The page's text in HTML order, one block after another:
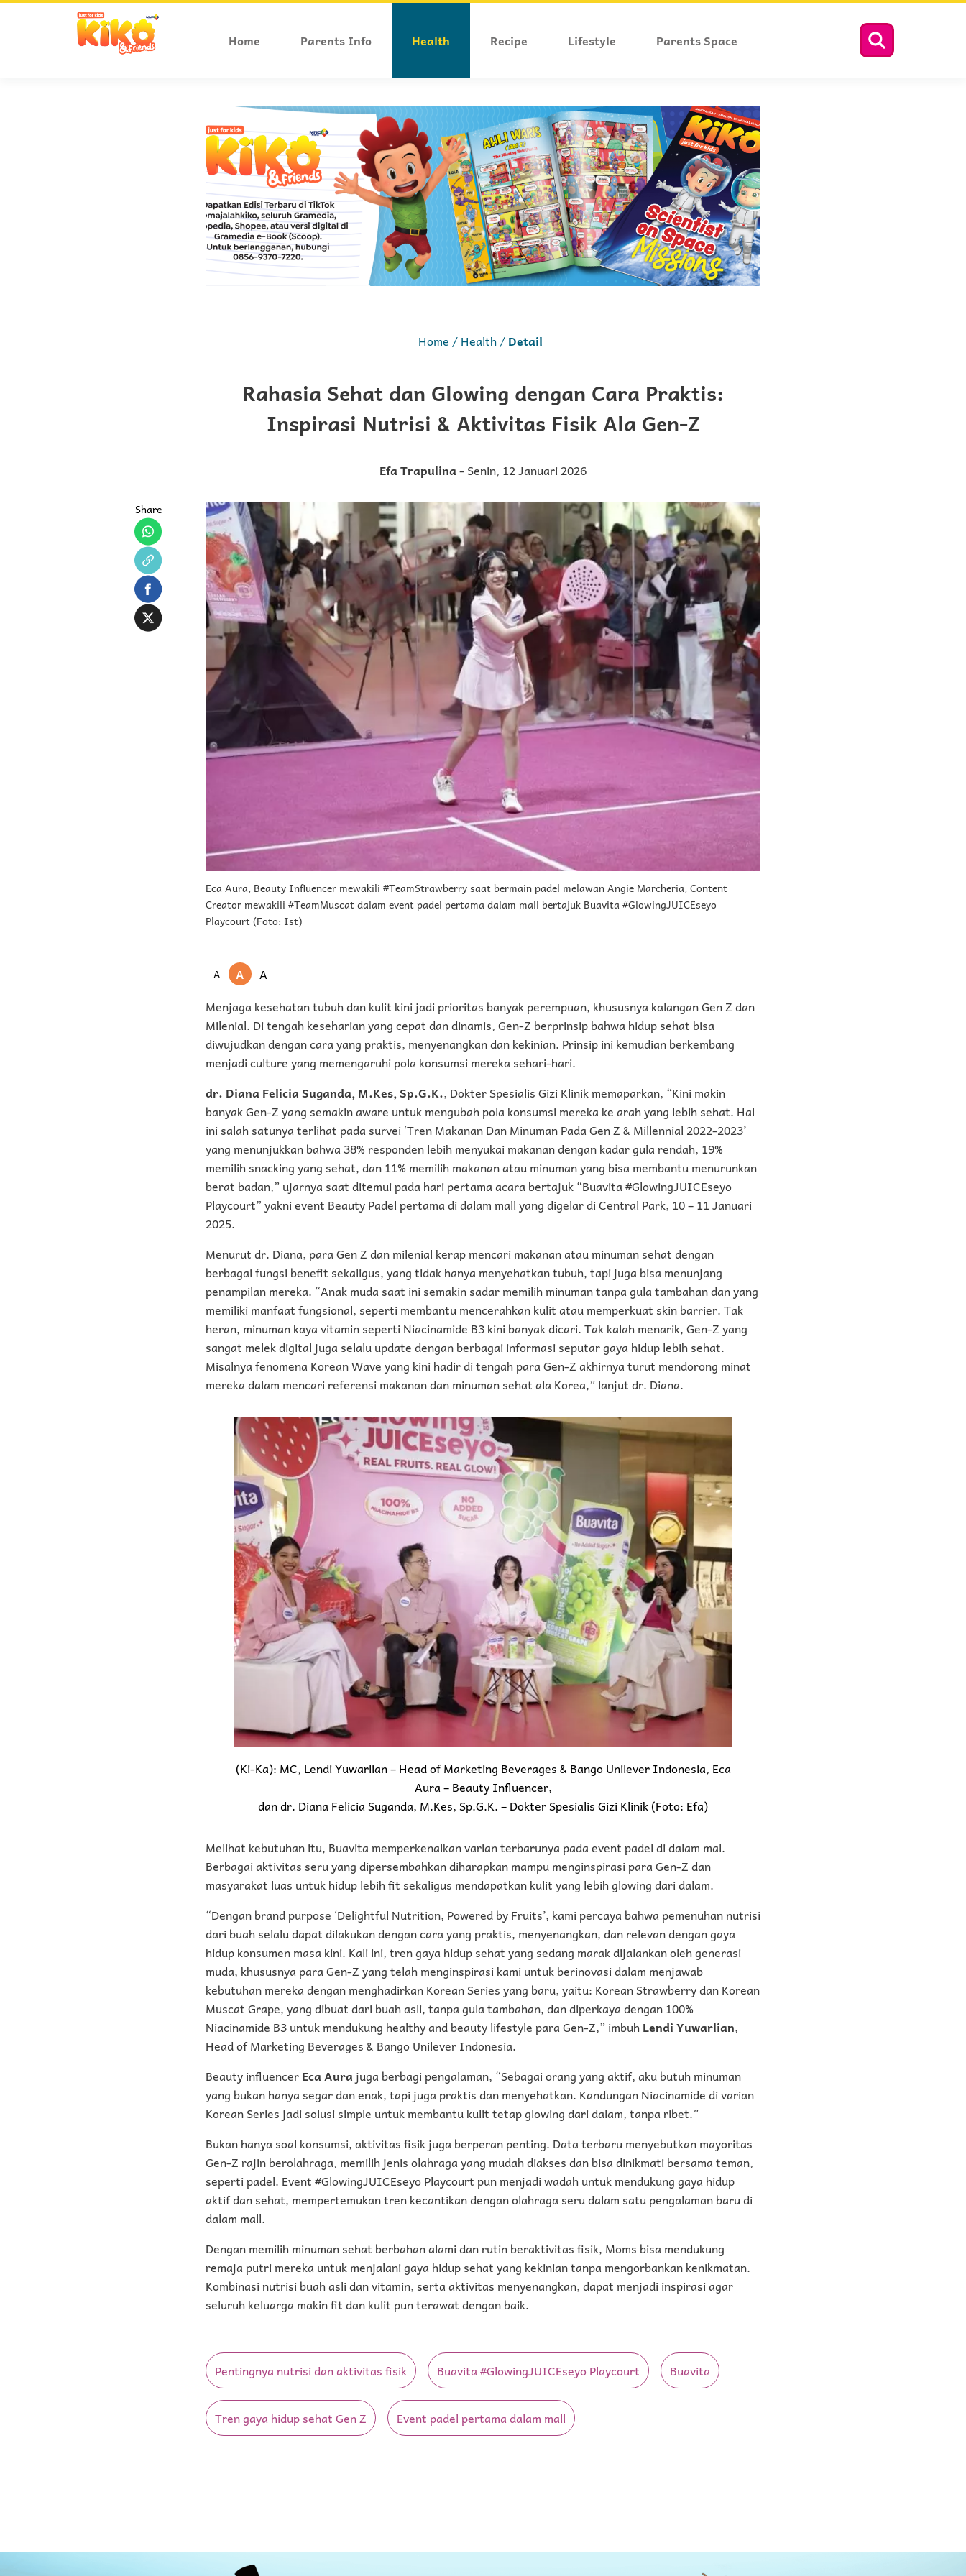
Home Parents Info Health Recipe Lifestyle Parents Space
Home Health Detail
Rahasia Sehat dan Glowing dengan Cara Praktis:
Inspirasi Nutrisi & Aktivitas Fisik Ala Gen-Z
Efa Trapulina- Senin, 12 Januari 2026
Share
Eca Aura, Beauty Influencer mewakili #TeamStrawberry saat bermain padel melawan Angie Marcheria, Content
Creator mewakili #TeamMuscat dalam event padel pertama dalam mall bertajuk Buavita #GlowingJUICEseyo
Playcourt (Foto: Ist)
A A
A
Menjaga kesehatan tubuh dan kulit kini jadi prioritas banyak perempuan, khususnya kalangan Gen Z dan
Milenial. Di tengah keseharian yang cepat dan dinamis, Gen-Z berprinsip bahwa hidup sehat bisa
diwujudkan dengan cara yang praktis, menyenangkan dan kekinian. Prinsip ini kemudian berkembang
menjadi culture yang memengaruhi pola konsumsi mereka sehari-hari.
dr. Diana Felicia Suganda, M.Kes, Sp.G.K., Dokter Spesialis Gizi Klinik memaparkan, “Kini makin
banyak Gen-Z yang semakin aware untuk mengubah pola konsumsi mereka ke arah yang lebih sehat. Hal
ini salah satunya terlihat pada survei ‘Tren Makanan Dan Minuman Pada Gen Z & Millennial 2022-2023’
yang menunjukkan bahwa 38% responden lebih menyukai makanan dengan kadar gula rendah, 19%
memilih snacking yang sehat, dan 11% memilih makanan atau minuman yang bisa membantu menurunkan
berat badan,” ujarnya saat ditemui pada hari pertama acara bertajuk “Buavita #GlowingJUICEseyo
Playcourt” yakni event Beauty Padel pertama di dalam mall yang digelar di Central Park, 10 – 11 Januari
2025.
Menurut dr. Diana, para Gen Z dan milenial kerap mencari makanan atau minuman sehat dengan
berbagai fungsi benefit sekaligus, yang tidak hanya menyehatkan tubuh, tapi juga bisa menunjang
penampilan mereka. “Anak muda saat ini semakin sadar memilih minuman tanpa gula tambahan dan yang
memiliki manfaat fungsional, seperti membantu mencerahkan kulit atau memperkuat skin barrier. Tak
heran, minuman kaya vitamin seperti Niacinamide B3 kini banyak dicari. Tak kalah menarik, Gen-Z yang
sangat melek digital juga selalu update dengan berbagai informasi seputar gaya hidup lebih sehat.
Misalnya fenomena Korean Wave yang kini hadir di tengah para Gen-Z akhirnya turut mendorong minat
mereka dalam mencari referensi makanan dan minuman sehat ala Korea,” lanjut dr. Diana.
(Ki-Ka): MC, Lendi Yuwarlian – Head of Marketing Beverages & Bango Unilever Indonesia, Eca
Aura – Beauty Influencer,
dan dr. Diana Felicia Suganda, M.Kes, Sp.G.K. – Dokter Spesialis Gizi Klinik (Foto: Efa)
Melihat kebutuhan itu, Buavita memperkenalkan varian terbarunya pada event padel di dalam mal.
Berbagai aktivitas seru yang dipersembahkan diharapkan mampu menginspirasi para Gen-Z dan
masyarakat luas untuk hidup lebih fit sekaligus mendapatkan kulit yang lebih glowing dari dalam.
“Dengan brand purpose ‘Delightful Nutrition, Powered by Fruits’, kami percaya bahwa pemenuhan nutrisi
dari buah selalu dapat dilakukan dengan cara yang praktis, menyenangkan, dan relevan dengan gaya
hidup konsumen masa kini. Kali ini, tren gaya hidup sehat yang sedang marak dijalankan oleh generasi
muda, khususnya para Gen-Z yang telah menginspirasi kami untuk berinovasi dalam menjawab
kebutuhan mereka dengan menghadirkan Korean Series yang baru, yaitu: Korean Strawberry dan Korean
Muscat Grape, yang dibuat dari buah asli, tanpa gula tambahan, dan diperkaya dengan 100%
Niacinamide B3 untuk mendukung healthy and beauty lifestyle para Gen-Z,” imbuhLendi Yuwarlian,
Head of Marketing Beverages & Bango Unilever Indonesia.
Beauty influencerEca Aura juga berbagi pengalaman, “Sebagai orang yang aktif, aku butuh minuman
yang bukan hanya segar dan enak, tapi juga praktis dan menyehatkan. Kandungan Niacinamide di varian
Korean Series jadi solusi simple untuk membantu kulit tetap glowing dari dalam, tanpa ribet.”
Bukan hanya soal konsumsi, aktivitas fisik juga berperan penting. Data terbaru menyebutkan mayoritas
Gen-Z rajin berolahraga, memilih jenis olahraga yang mudah diakses dan bisa dinikmati bersama teman,
seperti padel. Event #GlowingJUICEseyo Playcourt pun menjadi wadah untuk mendukung gaya hidup
aktif dan sehat, mempertemukan tren kecantikan dengan olahraga seru dalam satu pengalaman baru di
dalam mall.
Dengan memilih minuman sehat berbahan alami dan rutin beraktivitas fisik, Moms bisa mendukung
remaja putri mereka untuk menjalani gaya hidup sehat yang kekinian tanpa mengorbankan kenikmatan.
Kombinasi nutrisi buah asli dan vitamin, serta aktivitas menyenangkan, dapat menjadi inspirasi agar
seluruh keluarga makin fit dan kulit pun terawat dengan baik.
Pentingnya nutrisi dan aktivitas fisik Buavita #GlowingJUICEseyo Playcourt Buavita
Tren gaya hidup sehat Gen Z Event padel pertama dalam mall